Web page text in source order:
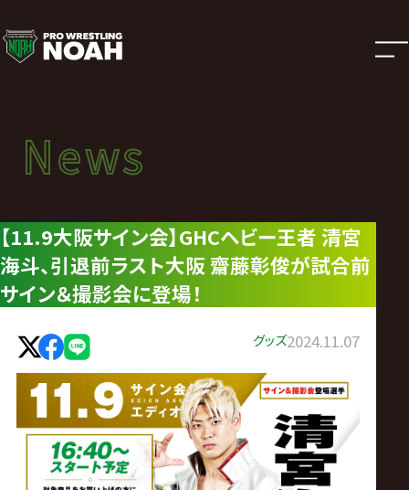
ニ
ュ
ー
ス
|
プ
ロ
レ
ス
News
ニュース
News
【11.9大阪サイン会】GHCヘビー王者 清宮
海斗、引退前ラスト大阪 齋藤彰俊が試合前
サイン＆撮影会に登場！
グッズ2024.11.07